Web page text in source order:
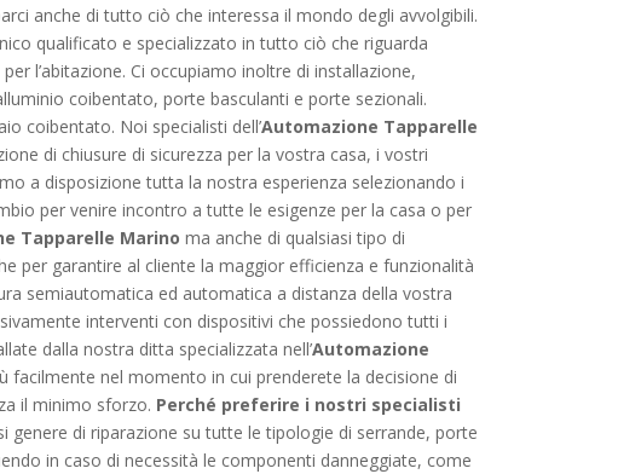
anche di tutto ciò che interessa il mondo degli avvolgibili.
qualificato e specializzato in tutto ciò che riguarda
l’abitazione. Ci occupiamo inoltre di installazione,
coibentato, porte basculanti e porte sezionali.
coibentato. Noi specialisti dell’Automazione Tapparelle
di chiusure di sicurezza per la vostra casa, i vostri
a disposizione tutta la nostra esperienza selezionando i
per venire incontro a tutte le esigenze per la casa o per
Tapparelle Marino ma anche di qualsiasi tipo di
per garantire al cliente la maggior efficienza e funzionalità
semiautomatica ed automatica a distanza della vostra
interventi con dispositivi che possiedono tutti i
dalla nostra ditta specializzata nell’Automazione
nel momento in cui prenderete la decisione di
il minimo sforzo. Perché preferire i nostri specialisti
genere di riparazione su tutte le tipologie di serrande, porte
in caso di necessità le componenti danneggiate, come